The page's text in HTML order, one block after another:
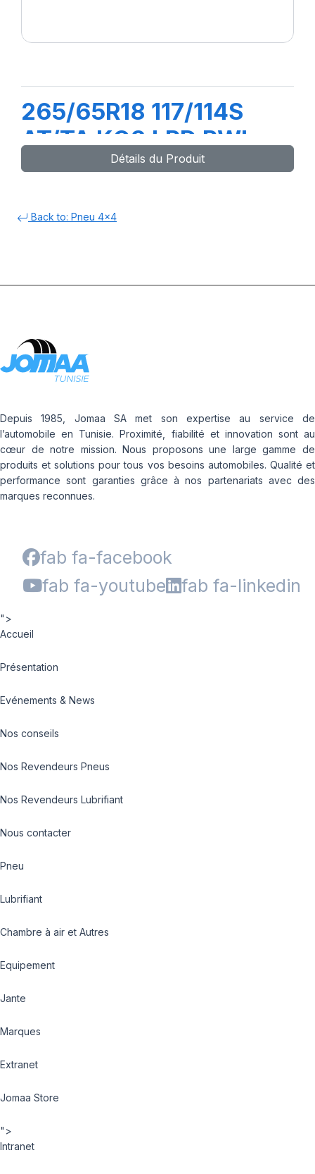
265/65R18 117/114S
AT/TA KO3 LRD RWL
Détails du Produit
Back to: Pneu 4x4
Depuis 1985, Jomaa SA met son expertise au service de
l’automobile en Tunisie. Proximité, fiabilité et innovation sont au
cœur de notre mission. Nous proposons une large gamme de
produits et solutions pour tous vos besoins automobiles. Qualité et
performance sont garanties grâce à nos partenariats avec des
marques reconnues.
fab fa-facebook
fab fa-youtube
fab fa-linkedin
">
Accueil
Présentation
Evénements & News
Nos conseils
Nos Revendeurs Pneus
Nos Revendeurs Lubrifiant
Nous contacter
Pneu
Lubrifiant
Chambre à air et Autres
Equipement
Jante
Marques
Extranet
Jomaa Store
">
Intranet